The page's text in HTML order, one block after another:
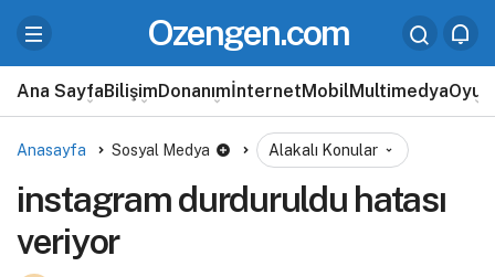
Ozengen.com
Ana SayfaBilişimDonanımİnternetMobilMultimedyaOyun
Anasayfa Sosyal Medya Alakalı Konular
instagram durduruldu hatası
veriyor